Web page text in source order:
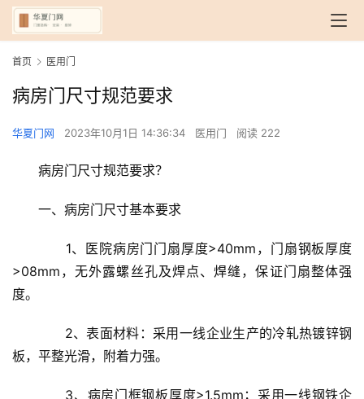
首页 医用门
病房门尺寸规范要求
华夏门网 2023年10月1日 14:36:34 医用门 阅读 222
病房门尺寸规范要求？
一、病房门尺寸基本要求
1、医院病房门门扇厚度>40mm，门扇钢板厚度
>08mm，无外露螺丝孔及焊点、焊缝，保证门扇整体强
度。
2、表面材料：采用一线企业生产的冷轧热镀锌钢
板，平整光滑，附着力强。
3、病房门框钢板厚度>1.5mm；采用一线钢铁企